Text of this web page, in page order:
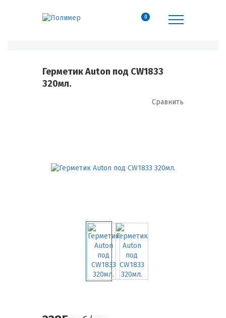
0
Герметик Auton под CW1833
320мл.
Сравнить